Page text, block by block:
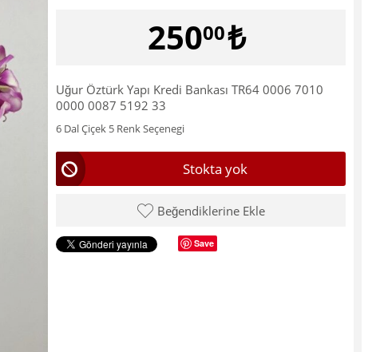
25000₺
Uğur Öztürk Yapı Kredi Bankası TR64 0006 7010
0000 0087 5192 33
6 Dal Çiçek 5 Renk Seçenegi
Stokta yok
Beğendiklerine Ekle
Save